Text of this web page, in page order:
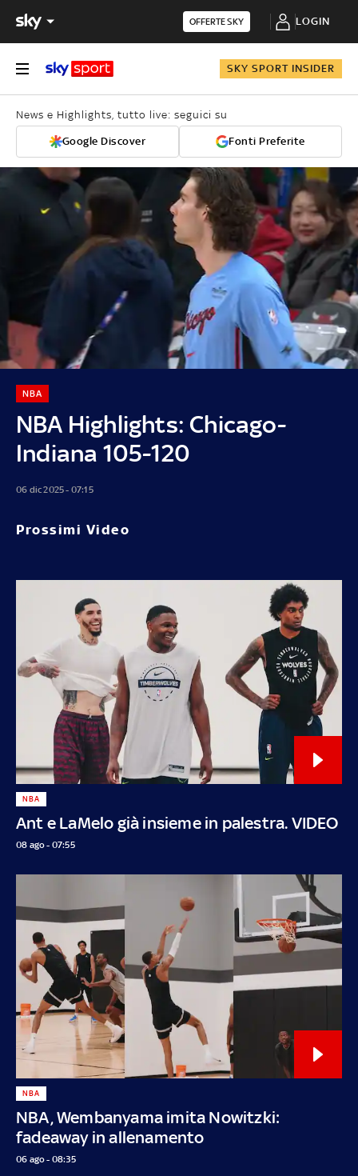
OFFERTE SKY LOGIN
SKY SPORT INSIDER
News e Highlights, tutto live: seguici su
Google Discover Fonti Preferite
NBA Highlights: Chicago-
Indiana 105-120
NBA
06 dic 2025 - 07:15
Prossimi Video
Ant e LaMelo già insieme in palestra. VIDEO
NBA
08 ago - 07:55
NBA, Wembanyama imita Nowitzki:
fadeaway in allenamento
NBA
06 ago - 08:35